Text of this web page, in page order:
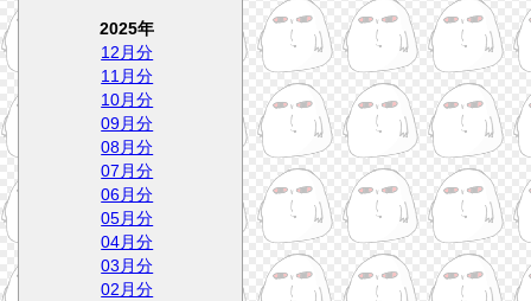
2025年
12月分
11月分
10月分
09月分
08月分
07月分
06月分
05月分
04月分
03月分
02月分